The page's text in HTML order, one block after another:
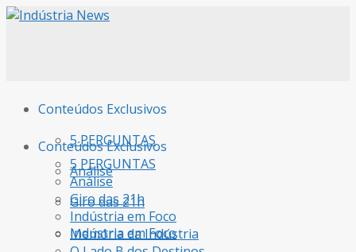
Conteúdos Exclusivos
5 PERGUNTAS
Análise
Giro das 21h
Indústria em Foco
Conteúdos Exclusivos
5 PERGUNTAS
Análise
Giro das 21h
Indústria em Foco
Memória da Indústria